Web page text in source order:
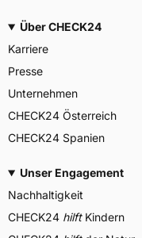
Über CHECK24
Karriere
Presse
Unternehmen
CHECK24 Österreich
CHECK24 Spanien
Unser Engagement
Nachhaltigkeit
CHECK24 hilftKindern